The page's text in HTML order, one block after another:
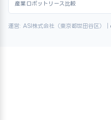
産業ロボットリース比較
運営: ASI株式会社（東京都世田谷区）｜